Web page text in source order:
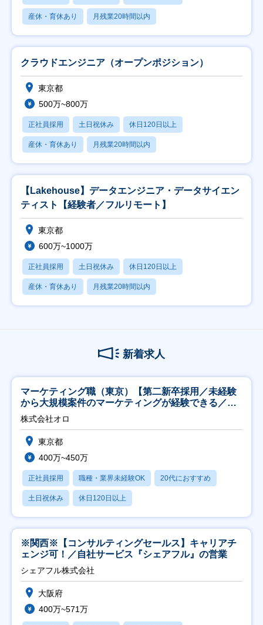
産休・育休あり 月残業20時間以内
クラウドエンジニア（オープンポジション）
東京都
500万~800万
正社員採用 土日祝休み 休日120日以上
産休・育休あり 月残業20時間以内
【Lakehouse】データエンジニア・データサイエン
ティスト【経験者／フルリモート】
東京都
600万~1000万
正社員採用 土日祝休み 休日120日以上
産休・育休あり 月残業20時間以内
新着求人
マーケティング職（東京）【第二新卒採用／未経験
から大規模案件のマーケティングが経験できる／研
修充実】
株式会社オロ
東京都
400万~450万
正社員採用 職種・業界未経験OK 20代におすすめ
土日祝休み 休日120日以上
※関西※【コンサルティングセールス】キャリアチ
ェンジ可！／自社サービス『シェアフル』の営業
シェアフル株式会社
大阪府
400万~571万